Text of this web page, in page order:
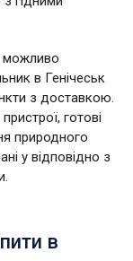
можливо
в Генічеськ
з доставкою.
готові
природного
у відповідно з
в